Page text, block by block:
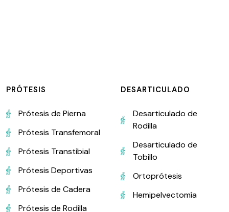
PRÓTESIS
Prótesis de Pierna
Prótesis Transfemoral
Prótesis Transtibial
Prótesis Deportivas
Prótesis de Cadera
Prótesis de Rodilla
DESARTICULADO
Desarticulado de
Rodilla
Desarticulado de
Tobillo
Ortoprótesis
Hemipelvectomía